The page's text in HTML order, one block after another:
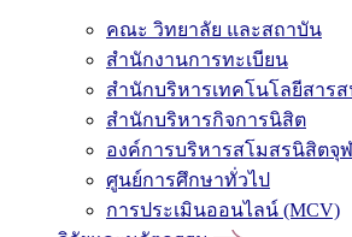
คณะ วิทยาลัย และสถาบัน
สำนักงานการทะเบียน
สำนักบริหารเทคโนโลยีสารส
สำนักบริหารกิจการนิสิต
องค์การบริหารสโมสรนิสิตจุ
ศูนย์การศึกษาทั่วไป
การประเมินออนไลน์ (MCV)